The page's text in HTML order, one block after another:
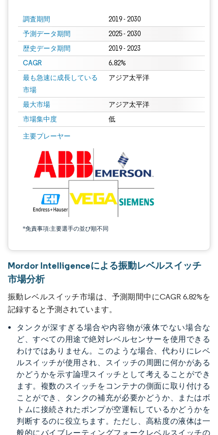
調査期間 2019 - 2030
予測データ期間 2025 - 2030
歴史データ期間 2019 - 2023
CAGR 6.82%
最も急速に成長している
市場
アジア太平洋
最大市場 アジア太平洋
市場集中度 低
主要プレーヤー
*免責事項:主要選手の並び順不同
Mordor Intelligenceによる振動レベルスイッチ
市場分析
振動レベルスイッチ市場は、予測期間中にCAGR 6.82%を
記録すると予測されています。
タンクが深すぎる場合や内容物が液体でない場合な
ど、すべての用途で絶対レベルセンサーを使用できる
わけではありません。このような場合、代わりにレベ
ルスイッチが使用され、スイッチの周囲に何かがある
かどうかを示す論理スイッチとして考えることができ
ます。複数のスイッチをコンテナの側面に取り付ける
ことができ、タンクの補充が必要かどうか、またはボ
トムに接続されたポンプが空運転しているかどうかを
判断するのに役立ちます。ただし、高粘度の液体は一
般的にバイブレーティングフォークレベルスイッチの